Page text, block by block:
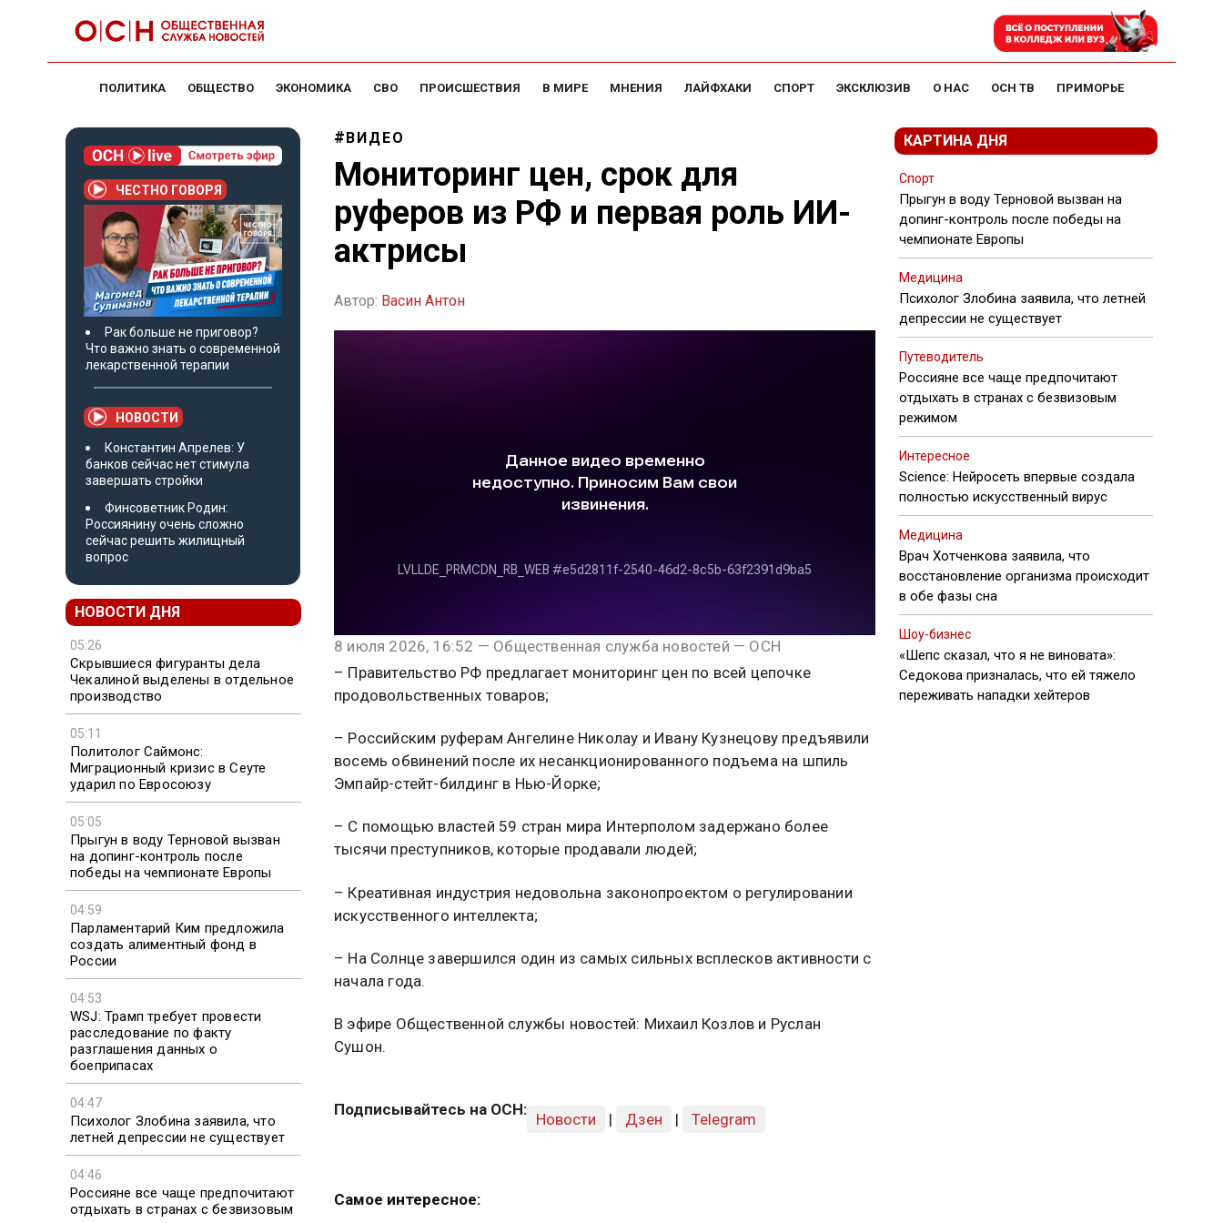
ПОЛИТИКА ОБЩЕСТВО ЭКОНОМИКА СВО ПРОИСШЕСТВИЯ В МИРЕ МНЕНИЯ ЛАЙФХАКИ СПОРТ ЭКСКЛЮЗИВ О НАС ОСН ТВ ПРИМОРЬЕ
ЧЕСТНО ГОВОРЯ
Рак больше не приговор?
Что важно знать о современной
лекарственной терапии
НОВОСТИ
Константин Апрелев: У
банков сейчас нет стимула
завершать стройки
Финсоветник Родин:
Россиянину очень сложно
сейчас решить жилищный
вопрос
НОВОСТИ ДНЯ
05:26
Скрывшиеся фигуранты дела
Чекалиной выделены в отдельное
производство
05:11
Политолог Саймонс:
Миграционный кризис в Сеуте
ударил по Евросоюзу
05:05
Прыгун в воду Терновой вызван
на допинг-контроль после
победы на чемпионате Европы
04:59
Парламентарий Ким предложила
создать алиментный фонд в
России
04:53
WSJ: Трамп требует провести
расследование по факту
разглашения данных о
боеприпасах
04:47
Психолог Злобина заявила, что
летней депрессии не существует
04:46
Россияне все чаще предпочитают
отдыхать в странах с безвизовым
ВИДЕО
Мониторинг цен, срок для
руферов из РФ и первая роль ИИ-
актрисы
Автор: Васин Антон
8 июля 2026, 16:52 — Общественная служба новостей — ОСН
– Правительство РФ предлагает мониторинг цен по всей цепочке
продовольственных товаров;
– Российским руферам Ангелине Николау и Ивану Кузнецову предъявили
восемь обвинений после их несанкционированного подъема на шпиль
Эмпайр-стейт-билдинг в Нью-Йорке;
– С помощью властей 59 стран мира Интерполом задержано более
тысячи преступников, которые продавали людей;
– Креативная индустрия недовольна законопроектом о регулировании
искусственного интеллекта;
– На Солнце завершился один из самых сильных всплесков активности с
начала года.
В эфире Общественной службы новостей: Михаил Козлов и Руслан
Сушон.
Подписывайтесь на ОСН:
Новости | Дзен | Telegram
Самое интересное:
КАРТИНА ДНЯ
Спорт
Прыгун в воду Терновой вызван на
допинг-контроль после победы на
чемпионате Европы
Медицина
Психолог Злобина заявила, что летней
депрессии не существует
Путеводитель
Россияне все чаще предпочитают
отдыхать в странах с безвизовым
режимом
Интересное
Science: Нейросеть впервые создала
полностью искусственный вирус
Медицина
Врач Хотченкова заявила, что
восстановление организма происходит
в обе фазы сна
Шоу-бизнес
«Шепс сказал, что я не виновата»:
Седокова призналась, что ей тяжело
переживать нападки хейтеров